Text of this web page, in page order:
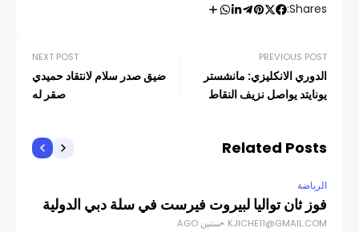
Shares:
PREVIOUS POST
الدوري الانكليزي: مانشستر
يونايتد يواصل نزيف النقاط
NEXT POST
ضيق صدر سلام لانتقاد حميدي
صقر له
Related Posts
الرياضة
فوز ثان تواليا لبيروت فيرست في سلة دبي الدولية
KJICHE11@GMAIL.COM سنتين AGO